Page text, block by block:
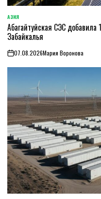
ОПУБЛИКОВАНО
В
АЗИЯ
Абагайтуйская СЭС добавила
Забайкалья
on07.08.2026Мария Воронова